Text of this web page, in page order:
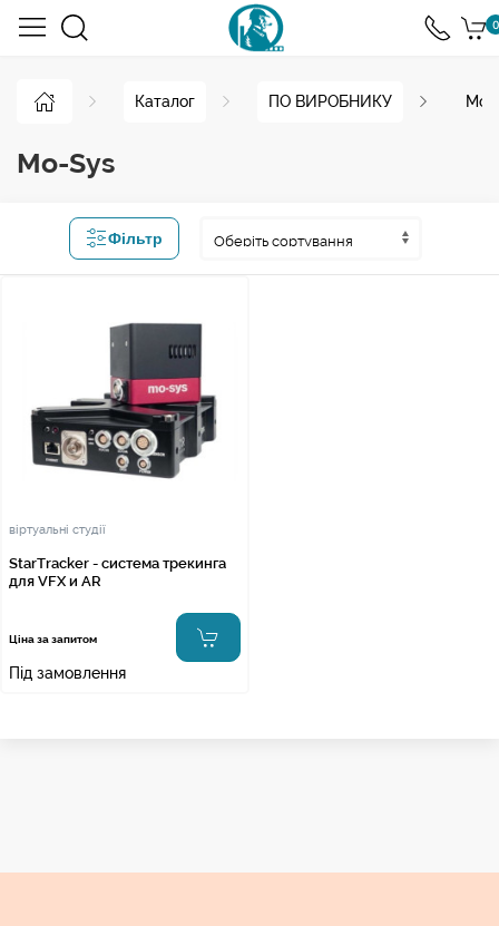
0
Каталог ПО ВИРОБНИКУ Mo-
Mo-Sys
Фільтр
віртуальні студії
StarTracker - система трекинга
для VFX и AR
Ціна за запитом
Під замовлення